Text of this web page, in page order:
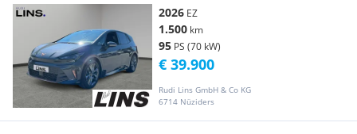
2026 EZ
1.500 km
95 PS (70 kW)
Rudi Lins GmbH & Co KG
6714 Nüziders
€ 39.900